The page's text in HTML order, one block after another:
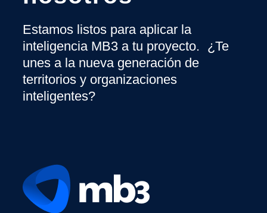
Estamos listos para aplicar la
inteligencia MB3 a tu proyecto. ¿Te
unes a la nueva generación de
territorios y organizaciones
inteligentes?